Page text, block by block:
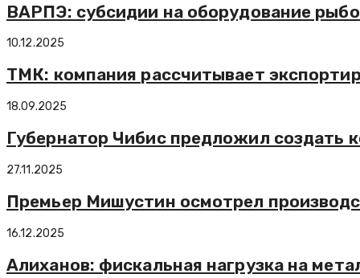
ВАРПЭ: субсидии на оборудование
10.12.2025
ТМК: компания рассчитывает
18.09.2025
Губернатор Чибис предложил создать
27.11.2025
Премьер Мишустин осмотрел
16.12.2025
Алиханов: фискальная нагрузка на